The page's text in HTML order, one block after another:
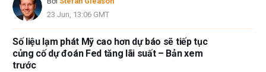
23 Jun, 13:06 GMT
Số liệu lạm phát Mỹ cao hơn dự báo sẽ tiếp tục
củng cố dự đoán Fed tăng lãi suất – Bản xem
trước